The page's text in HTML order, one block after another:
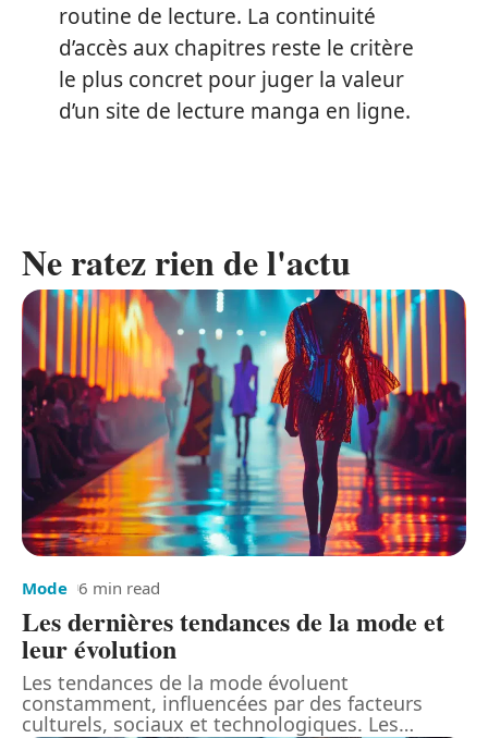
routine de lecture. La continuité
d’accès aux chapitres reste le critère
le plus concret pour juger la valeur
d’un site de lecture manga en ligne.
Ne ratez rien de l'actu
Mode 6 min read
Les dernières tendances de la mode et
leur évolution
Les tendances de la mode évoluent
constamment, influencées par des facteurs
culturels, sociaux et technologiques. Les…